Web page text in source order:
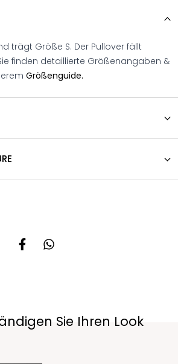
trägt Größe S. Der Pullover fällt
finden detaillierte Größenangaben &
Größenguide.
Sie Ihren Look